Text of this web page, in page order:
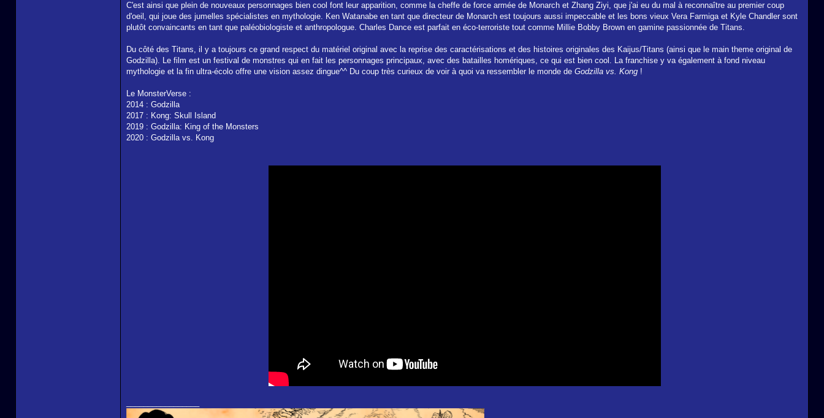
C'est ainsi que plein de nouveaux personnages bien cool font leur apparition, comme la cheffe de force armée de Monarch et Zhang Ziyi, que j'ai eu du mal à reconnaître au premier coup
d'oeil, qui joue des jumelles spécialistes en mythologie. Ken Watanabe en tant que directeur de Monarch est toujours aussi impeccable et les bons vieux Vera Farmiga et Kyle Chandler sont
plutôt convaincants en tant que paléobiologiste et anthropologue. Charles Dance est parfait en éco-terroriste tout comme Millie Bobby Brown en gamine passionnée de Titans.
Du côté des Titans, il y a toujours ce grand respect du matériel original avec la reprise des caractérisations et des histoires originales des Kaijus/Titans (ainsi que le main theme original de
Godzilla). Le film est un festival de monstres qui en fait les personnages principaux, avec des batailles homériques, ce qui est bien cool. La franchise y va également à fond niveau
mythologie et la fin ultra-écolo offre une vision assez dingue^^ Du coup très curieux de voir à quoi va ressembler le monde de Godzilla vs. Kong !
Le MonsterVerse :
2014 : Godzilla
2017 : Kong: Skull Island
2019 : Godzilla: King of the Monsters
2020 : Godzilla vs. Kong